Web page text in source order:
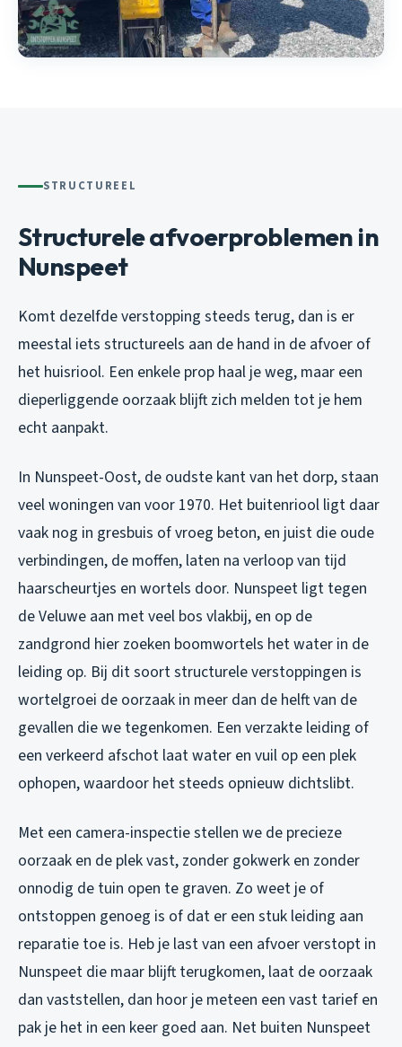
STRUCTUREEL
Structurele afvoerproblemen in
Nunspeet
Komt dezelfde verstopping steeds terug, dan is er
meestal iets structureels aan de hand in de afvoer of
het huisriool. Een enkele prop haal je weg, maar een
dieperliggende oorzaak blijft zich melden tot je hem
echt aanpakt.
In Nunspeet-Oost, de oudste kant van het dorp, staan
veel woningen van voor 1970. Het buitenriool ligt daar
vaak nog in gresbuis of vroeg beton, en juist die oude
verbindingen, de moffen, laten na verloop van tijd
haarscheurtjes en wortels door. Nunspeet ligt tegen
de Veluwe aan met veel bos vlakbij, en op de
zandgrond hier zoeken boomwortels het water in de
leiding op. Bij dit soort structurele verstoppingen is
wortelgroei de oorzaak in meer dan de helft van de
gevallen die we tegenkomen. Een verzakte leiding of
een verkeerd afschot laat water en vuil op een plek
ophopen, waardoor het steeds opnieuw dichtslibt.
Met een camera-inspectie stellen we de precieze
oorzaak en de plek vast, zonder gokwerk en zonder
onnodig de tuin open te graven. Zo weet je of
ontstoppen genoeg is of dat er een stuk leiding aan
reparatie toe is. Heb je last van een afvoer verstopt in
Nunspeet die maar blijft terugkomen, laat de oorzaak
dan vaststellen, dan hoor je meteen een vast tarief en
pak je het in een keer goed aan. Net buiten Nunspeet